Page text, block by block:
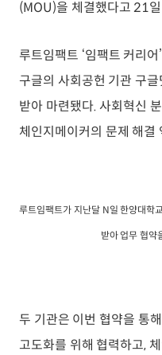
(MOU)을 체결했다고 21
루트임팩트 ‘임팩트 커리
구글의 사회공헌 기관 구
받아 마련됐다. 사회혁신
체인지메이커의 문제 해결
루트임팩트가 지난달 N일 한양대학
받아 업무 협약
두 기관은 이번 협약을 통
고도화를 위해 협력하고,